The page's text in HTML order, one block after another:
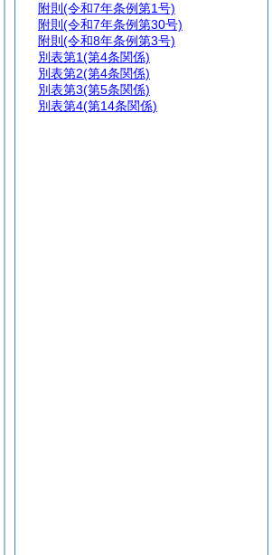
附則 (令和7年条例第1号)
附則 (令和7年条例第30号)
附則 (令和8年条例第3号)
別表第1(第4条関係)
別表第2(第4条関係)
別表第3(第5条関係)
別表第4(第14条関係)